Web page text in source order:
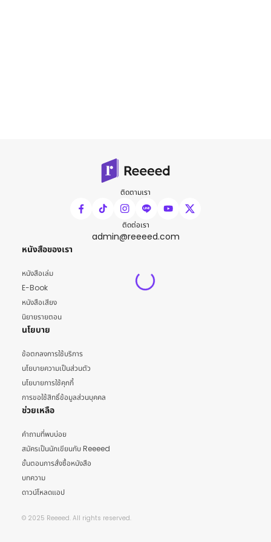
ติดตามเรา
ติดต่อเรา
admin@reeeed.com
หนังสือของเรา
หนังสือเล่ม
E-Book
หนังสือเสียง
นิยายรายตอน
นโยบาย
ข้อตกลงการใช้บริการ
นโยบายความเป็นส่วนตัว
นโยบายการใช้คุกกี้
การขอใช้สิทธิ์ข้อมูลส่วนบุคคล
ช่วยเหลือ
คำถามที่พบบ่อย
สมัครเป็นนักเขียนกับ Reeeed
ขั้นตอนการสั่งซื้อหนังสือ
บทความ
ดาวน์โหลดแอป
© 2025 Reeeed. All rights reserved.